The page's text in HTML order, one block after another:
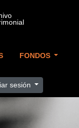
FONDOS
sesión